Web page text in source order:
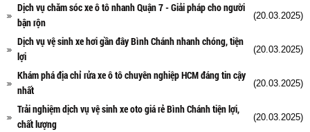
Dịch vụ chăm sóc xe ô tô nhanh Quận 7 - Giải pháp cho người
bận rộn
(20.03.2025)
Dịch vụ vệ sinh xe hơi gần đây Bình Chánh nhanh chóng, tiện
lợi
(20.03.2025)
Khám phá địa chỉ rửa xe ô tô chuyên nghiệp HCM đáng tin cậy
nhất
(20.03.2025)
Trải nghiệm dịch vụ vệ sinh xe oto giá rẻ Bình Chánh tiện lợi,
chất lượng
(20.03.2025)